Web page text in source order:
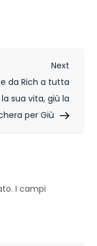
Next
Post
Next
da Rich a tutta
la sua vita, giù la
per Giù
I campi